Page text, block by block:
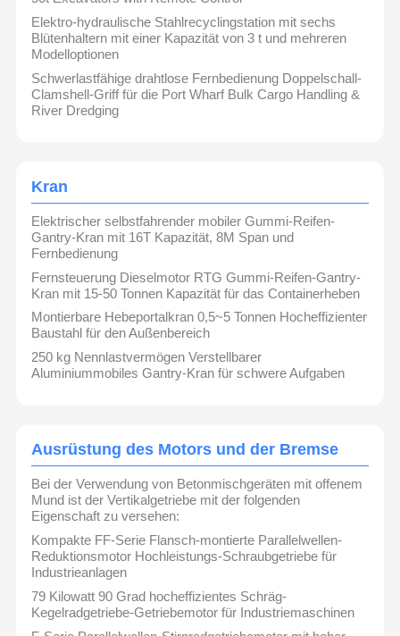
Fabrik Tour
Qualitätskont
Rolle
Kontakt Nachrichten
Alle Fälle
Plaudern Sie
Elektro-hydraulische Stahlrecyclingstation mit sechs
Blütenhaltern mit einer Kapazität von 3 t und mehreren
Modelloptionen
Schwerlastfähige drahtlose Fernbedienung Doppelschall-
Clamshell-Griff für die Port Wharf Bulk Cargo Handling &
River Dredging
Kran
Elektrischer selbstfahrender mobiler Gummi-Reifen-
Gantry-Kran mit 16T Kapazität, 8M Span und
Fernbedienung
Fernsteuerung Dieselmotor RTG Gummi-Reifen-Gantry-
Kran mit 15-50 Tonnen Kapazität für das Containerheben
Montierbare Hebeportalkran 0,5~5 Tonnen Hocheffizienter
Baustahl für den Außenbereich
250 kg Nennlastvermögen Verstellbarer
Aluminiummobiles Gantry-Kran für schwere Aufgaben
Ausrüstung des Motors und der Bremse
Bei der Verwendung von Betonmischgeräten mit offenem
Mund ist der Vertikalgetriebe mit der folgenden
Eigenschaft zu versehen:
Kompakte FF-Serie Flansch-montierte Parallelwellen-
Reduktionsmotor Hochleistungs-Schraubgetriebe für
Industrieanlagen
79 Kilowatt 90 Grad hocheffizientes Schräg-
Kegelradgetriebe-Getriebemotor für Industriemaschinen
Huagong wurde im Juni 2008 in der Stadt Changyuan in
der Provinz Henan gegründet und ist ein führender
Hersteller von Hebezubehör mit einem eingetragenen
sich auf eine Fläche von mehr als 75Huagong ist
spezialisiert auf verschiedene Krane und ihre
Komponenten, einschließlich Räder, Walzen und Greifer,
zertifiziert.CE,SGSHuagong bedient den internationalen
Markt seit 10 Jahren und verkauft seine Krane und
Zubehörteile direkt an mehr als 20 Länder, darunter in
Südostasien, dem Nahen Osten,und RusslandDas
internationale Ziel von Huagong ist es, der
kostengünstigste Kranlieferant der Welt zu werden.Das
Unternehmen hat enge Partnerschaften mit zahlreichen
Stahl- und Nichteisenmetallunternehmen geschlossen
und wurde mehrfach als ausgezeichneter Lieferant
anerkanntDie Geschäftsphilosophie von Huagong besteht
darin, einen One-Stop-Service bereitzustellen und
gleichzeitig hohe Qualitätsstandards einzuhalten.